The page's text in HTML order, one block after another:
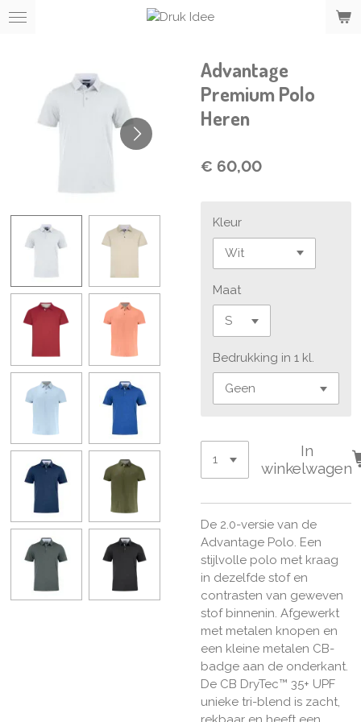
Ga
hoofdinhoud
Advantage
Premium Polo
Heren
€ 60,00
Kleur
Maat
Bedrukking in 1 kl.
In
winkelwagen
De 2.0-versie van de
Advantage Polo. Een
stijlvolle polo met kraag
in dezelfde stof en
contrasten van geweven
stof binnenin. Afgewerkt
met metalen knopen en
een kleine metalen CB-
badge aan de onderkant.
De CB DryTec™ 35+ UPF
unieke tri-blend is zacht,